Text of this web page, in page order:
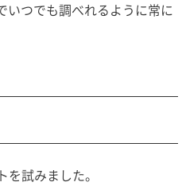
いつでも調べれるように常に
試みました。